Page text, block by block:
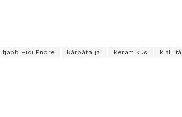
Ifjabb Hidi Endre kárpátaljai keramikus